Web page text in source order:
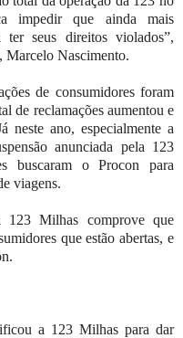
impedir que ainda mais
seus direitos violados”,
Marcelo Nascimento.
de consumidores foram
de reclamações aumentou e
neste ano, especialmente a
anunciada pela 123
buscaram o Procon para
viagens.
123 Milhas comprove que
que estão abertas, e
a 123 Milhas para dar